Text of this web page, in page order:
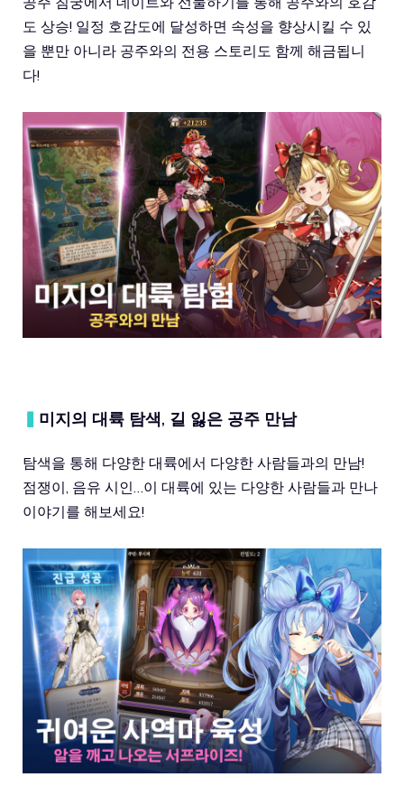
도 상승! 일정 호감도에 달성하면 속성을 향상시킬 수 있
을 뿐만 아니라 공주와의 전용 스토리도 함께 해금됩니
다!
▍ 미지의 대륙 탐색, 길 잃은 공주 만남
탐색을 통해 다양한 대륙에서 다양한 사람들과의 만남!
점쟁이, 음유 시인…이 대륙에 있는 다양한 사람들과 만나
이야기를 해보세요!